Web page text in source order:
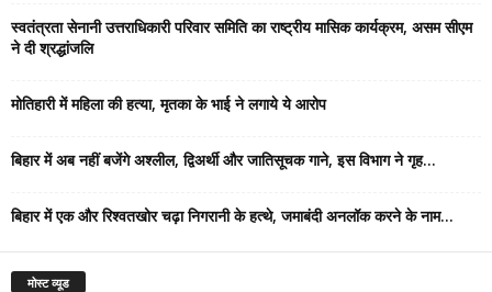
स्वतंत्रता सेनानी उत्तराधिकारी परिवार समिति का राष्ट्रीय मासिक कार्यक्रम, असम सीएम
ने दी श्रद्धांजलि
मोतिहारी में महिला की हत्या, मृतका के भाई ने लगाये ये आरोप
बिहार में अब नहीं बजेंगे अश्लील, द्विअर्थी और जातिसूचक गाने, इस विभाग ने गृह...
बिहार में एक और रिश्वतखोर चढ़ा निगरानी के हत्थे, जमाबंदी अनलॉक करने के नाम...
मोस्ट व्यूड